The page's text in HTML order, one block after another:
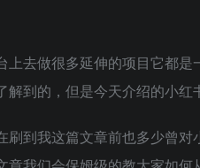
上去做很多延伸的项目它都
解到的，但是今天介绍的小红
刷到我这篇文章前也多少曾